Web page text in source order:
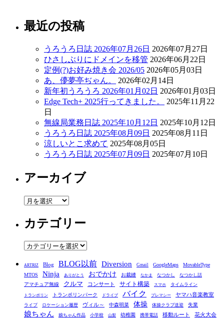
最近の投稿
うろうろ日誌 2026年07月26日 2026年07月27日
ひさしぶりにドメインを移管 2026年06月22日
定例(?)お好み焼き会 2026/05 2026年05月03日
あ、儚夢亭ぢゃん。
2026年02月14日
新年初うろうろ 2026年01月02日 2026年01月03日
Edge Tech+ 2025行ってきました。
2025年11月22
日
無線局業務日誌 2025年10月12日 2025年10月12日
うろうろ日誌 2025年08月09日 2025年08月11日
涼しいとこ求めて 2025年08月05日
うろうろ日誌 2025年07月09日 2025年07月10日
アーカイブ
ア
カ
イ
ブ
カテゴリー
カ
ゴ
リ
ー
ARTRIZ Blog BLOG以前 Diversion Gmail GoogleMaps
MovableType
MTOS
Ninja ありがとう おでかけ お裁縫 なかま なつかし なつかし話
アマチュア無線 クルマ コンサート サイト構築 スマホ タイムライン
トランポリン トランポリンパーク ドライブ バイク プレマシー ヤマハ音楽教室
ライブ ロケーション履歴 ヴィル～ 中森明菜 体操 体操クラブ送迎 失業
娘ちゃん 娘ちゃん作品 小学校 山梨 幼稚園 携帯電話 移動ルート 花火大会